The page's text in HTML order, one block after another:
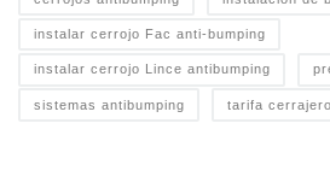
instalar cerrojo Fac anti-bumping
instalar cerrojo Lince antibumping
sistemas antibumping tarifa